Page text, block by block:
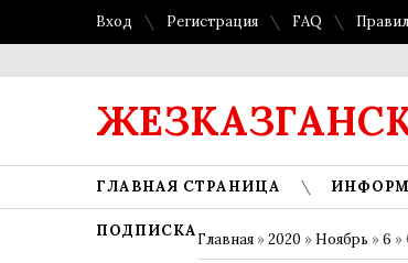
Вход Регистрация FAQ
ГЛАВНАЯ СТРАНИЦА
ПОДПИСКАГлавная »2020 » Ноябрь »6